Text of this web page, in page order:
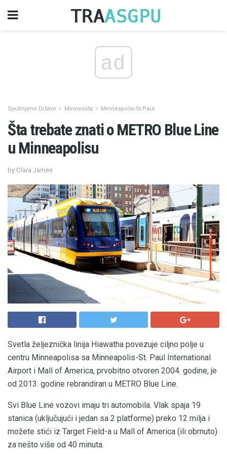
ad
Sjedinjene Države Minnesota Minneapolis-St Paul
Šta trebate znati o METRO Blue Line
u Minneapolisu
by Clara James
Svetla željeznička linija Hiawatha povezuje ciljno polje u
centru Minneapolisa sa Minneapolis-St. Paul International
Airport i Mall of America, prvobitno otvoren 2004. godine, je
od 2013. godine rebrandiran u METRO Blue Line.
Svi Blue Line vozovi imaju tri automobila. Vlak spaja 19
stanica (uključujući i jedan sa 2 platforme) preko 12 milja i
možete stići iz Target Field-a u Mall of America (ili obrnuto)
za nešto više od 40 minuta.